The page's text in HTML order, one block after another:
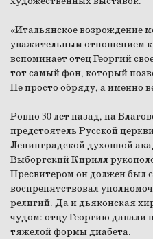
«Итальянское возрождение
уважительным отношением к
вспоминает отец Георгий
тот самый фон, который
Не просто обряду, а именно
Ровно 30 лет назад, на
предстоятель Русской
Ленинградской духовной
Выборгский Кирилл
Пресвитером он должен был
воспрепятствовал
религий. Да и дьяконская
чудом: отцу Георгию давали
тяжелой формы диабета.